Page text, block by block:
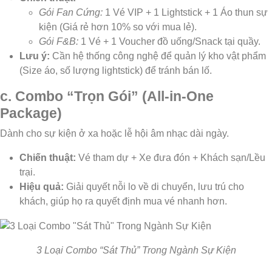
Gói Fan Cứng: 1 Vé VIP + 1 Lightstick + 1 Áo thun sự
kiện (Giá rẻ hơn 10% so với mua lẻ).
Gói F&B: 1 Vé + 1 Voucher đồ uống/Snack tại quầy.
Lưu ý: Cần hệ thống công nghệ để quản lý kho vật phẩm
(Size áo, số lượng lightstick) để tránh bán lố.
c. Combo “Trọn Gói” (All-in-One
Package)
Dành cho sự kiện ở xa hoặc lễ hội âm nhạc dài ngày.
Chiến thuật: Vé tham dự + Xe đưa đón + Khách sạn/Lều
trại.
Hiệu quả: Giải quyết nỗi lo về di chuyển, lưu trú cho
khách, giúp họ ra quyết định mua vé nhanh hơn.
3 Loại Combo “Sát Thủ” Trong Ngành Sự Kiện